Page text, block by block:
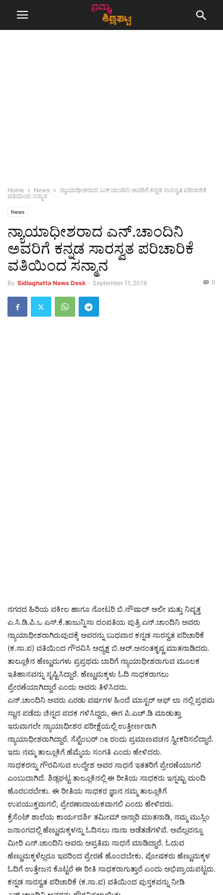
Home News
ನ್ಯಾಯಾಧೀಶರಾದ ಎನ್.ಚಾಂದಿನಿ ಅವರಿಗೆ ಕನ್ನಡ ಸಾರಸ್ವತ ಪರಿಚಾರಿಕೆ
ವತಿಯಿಂದ ಸನ್ಮಾನ
News
ನ್ಯಾಯಾಧೀಶರಾದ ಎನ್.ಚಾಂದಿನಿ
ಅವರಿಗೆ ಕನ್ನಡ ಸಾರಸ್ವತ ಪರಿಚಾರಿಕೆ
ವತಿಯಿಂದ ಸನ್ಮಾನ
By Sidlaghatta News Desk - September 11, 2019 0
ನಗರದ ಹಿರಿಯ ವಕೀಲ ಹಾಗೂ ನೋಟರಿ ಬಿ.ನೌಷಾದ್ ಅಲೀ ಮತ್ತು ನಿವೃತ್ತ
ಎ.ಸಿ.ಡಿ.ಪಿ.ಒ ಎಸ್.ಕೆ.ತಾಜುನ್ನಿಸಾ ದಂಪತಿಯ ಪುತ್ರಿ ಎನ್.ಚಾಂದಿನಿ ಅವರು
ನ್ಯಾಯಾಧೀಶರಾಗಿರುವುದಕ್ಕೆ ಅವರನ್ನು ಬುಧವಾರ ಕನ್ನಡ ಸಾರಸ್ವತ ಪರಿಚಾರಿಕೆ
(ಕ.ಸಾ.ಪ) ವತಿಯಿಂದ ಗೌರವಿಸಿ ಅಧ್ಯಕ್ಷ ಬಿ.ಆರ್.ಅನಂತಕೃಷ್ಣ ಮಾತನಾಡಿದರು.
ತಾಲ್ಲೂಕಿನ ಹೆಣ್ಣುಮಗಳು ಪ್ರಪ್ರಥಮ ಬಾರಿಗೆ ನ್ಯಾಯಾಧೀಶರಾಗುವ ಮೂಲಕ
ಇತಿಹಾಸವನ್ನು ಸೃಷ್ಟಿಸಿದ್ದಾರೆ. ಹೆಣ್ಣುಮಕ್ಕಳು ಓದಿ ಸಾಧಕರಾಗಲು
ಪ್ರೇರಣೆಯಾಗಿದ್ದಾರೆ ಎಂದು ಅವರು ತಿಳಿಸಿದರು.
ಎನ್‌.ಚಾಂದಿನಿ ಅವರು ಎರಡು ವರ್ಷಗಳ ಹಿಂದೆ ಮಾಸ್ಟರ್‌ ಆಫ್‌ ಲಾ ನಲ್ಲಿ ಪ್ರಥಮ
ಸ್ಥಾನ ಪಡೆದು ಚಿನ್ನದ ಪದಕ ಗಳಿಸಿದ್ದರು, ಈಗ ಪಿ.ಎಚ್.ಡಿ ಮಾಡುತ್ತಾ
ಇರುವಾಗಲೇ ನ್ಯಾಯಾಧೀಶರ ಪರೀಕ್ಷೆಯಲ್ಲಿ ಉತ್ತೀರ್ಣರಾಗಿ
ನ್ಯಾಯಾಧೀಶರಾಗಿದ್ದಾರೆ. ಸೆಪ್ಟೆಂಬರ್ ೧೬ ರಂದು ಪ್ರಮಾಣವಚನ ಸ್ವೀಕರಿಸಲಿದ್ದಾರೆ.
ಇದು ನಮ್ಮ ತಾಲ್ಲೂಕಿಗೆ ಹೆಮ್ಮೆಯ ಸಂಗತಿ ಎಂದು ಹೇಳಿದರು.
ಸಾಧಕರನ್ನು ಗೌರವಿಸುವ ಉದ್ದೇಶ ಅವರ ಸಾಧನೆ ಇತತರಿಗೆ ಪ್ರೇರಣೆಯಾಗಲಿ
ಎಂಬುದಾಗಿದೆ. ಶಿಡ್ಲಘಟ್ಟ ತಾಲ್ಲೂಕಿನಲ್ಲಿ ಈ ರೀತಿಯ ಸಾಧಕರು ಇನ್ನಷ್ಟು ಮಂದಿ
ಹೊರಬರಬೇಕು. ಈ ರೀತಿಯ ಸಾಧಕರ ಜ್ಞಾನ ನಮ್ಮ ತಾಲ್ಲೂಕಿಗೆ
ಉಪಯುಕ್ತವಾಗಲಿ, ಪ್ರೇರಣಾದಾಯಕವಾಗಲಿ ಎಂದು ಹೇಳಿದರು.
ಕ್ರೆಸೆಂಟ್ ಶಾಲೆಯ ಕಾರ್ಯದರ್ಶಿ ತಮೀಮ್ ಅನ್ಸಾರಿ ಮಾತನಾಡಿ, ನಮ್ಮ ಮುಸ್ಲಿಂ
ಜನಾಂಗದಲ್ಲಿ ಹೆಣ್ಣುಮಕ್ಕಳನ್ನು ಓದಿಸಲು ನಾನಾ ಅಡೆತಡೆಗಳಿವೆ. ಅವೆಲ್ಲವನ್ನೂ
ಮೀರಿ ಎನ್.ಚಾಂದಿನಿ ಅವರು ಅಪ್ರತಿಮ ಸಾಧನೆ ಮಾಡಿದ್ದಾರೆ. ಓದುವ
ಹೆಣ್ಣುಮಕ್ಕಳೆಲ್ಲರೂ ಇವರಿಂದ ಪ್ರೇರಣೆ ಹೊಂದಬೇಕು. ಪೋಷಕರು ಹೆಣ್ಣುಮಕ್ಕಳ
ಓದಿಗೆ ಉತ್ತೇಜನ ಕೊಟ್ಟರೆ ಈ ರೀತಿ ಸಾಧಕರಾಗುತ್ತಾರೆ ಎಂದು ಅಭಿಪ್ರಾಯಪಟ್ಟರು.
ಕನ್ನಡ ಸಾರಸ್ವತ ಪರಿಚಾರಿಕೆ (ಕ.ಸಾ.ಪ) ವತಿಯಿಂದ ಪುಸ್ತಕವನ್ನು ನೀಡಿ